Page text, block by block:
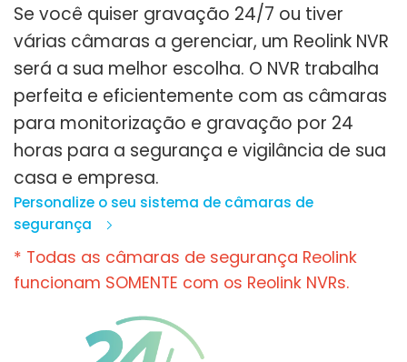
Se você quiser gravação 24/7 ou tiver
várias câmaras a gerenciar, um Reolink NVR
será a sua melhor escolha. O NVR trabalha
perfeita e eficientemente com as câmaras
para monitorização e gravação por 24
horas para a segurança e vigilância de sua
casa e empresa.
Personalize o seu sistema de câmaras de
segurança
* Todas as câmaras de segurança Reolink
funcionam SOMENTE com os Reolink NVRs.